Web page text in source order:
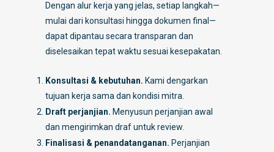
Dengan alur kerja yang jelas, setiap langkah—
mulai dari konsultasi hingga dokumen final—
dapat dipantau secara transparan dan
diselesaikan tepat waktu sesuai kesepakatan.
Konsultasi & kebutuhan. Kami dengarkan
tujuan kerja sama dan kondisi mitra.
Draft perjanjian. Menyusun perjanjian awal
dan mengirimkan draf untuk review.
Finalisasi & penandatanganan. Perjanjian